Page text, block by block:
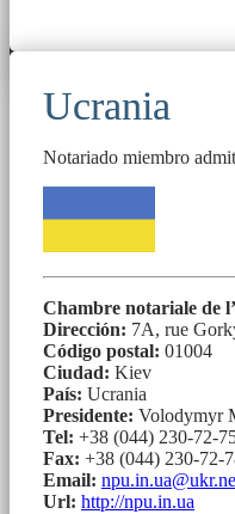
Ucrania
Notariado miembro
Chambre notariale de
Dirección: 7А, rue
Código postal: 01004
Ciudad: Kiev
País: Ucrania
Presidente: Volodymyr
Tel: +38 (044) 230-72-
Fax: +38 (044) 230-72-
Email:
Url: http://npu.in.ua